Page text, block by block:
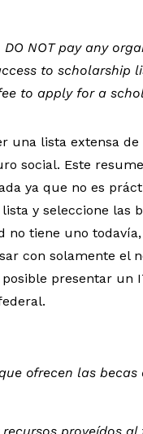
DO NOT pay any
to
to apply for a
una lista extensa
social. Este
ya que no es
y seleccione las
no tiene uno
con solamente
presentar
ofrecen las
proveídos